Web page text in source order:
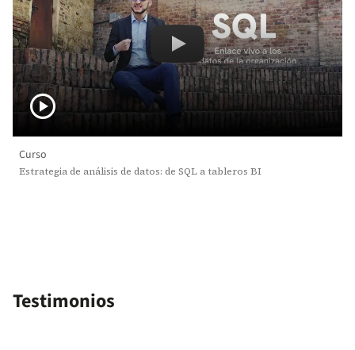
Estrategia y análisis de
play_circle
Curso
Estrategia de análisis de datos: de SQL a tableros BI
Testimonios